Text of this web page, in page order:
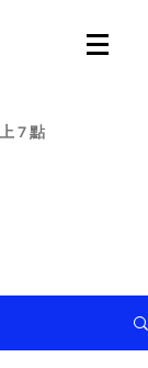
7 點